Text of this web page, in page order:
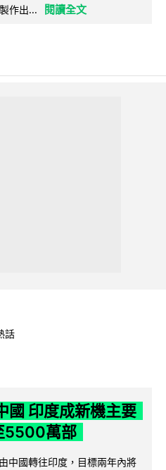
作出...
閱讀全文
話
國 印度成新機主要
5500萬部
中國轉往印度，目標兩年內將